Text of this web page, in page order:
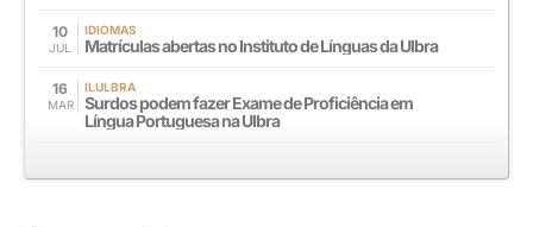
10
JUL
IDIOMAS
Matrículas abertas no Instituto de Línguas da Ulbra
16
MAR
ILULBRA
Surdos podem fazer Exame de Proficiência em
Língua Portuguesa na Ulbra